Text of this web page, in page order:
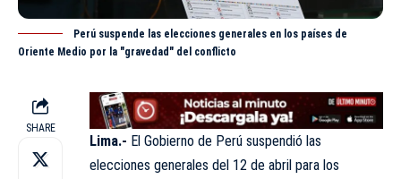
Perú suspende las elecciones generales en los países de
Oriente Medio por la "gravedad" del conflicto
SHARE
Lima.- El Gobierno de Perú suspendió las
elecciones generales del 12 de abril para los